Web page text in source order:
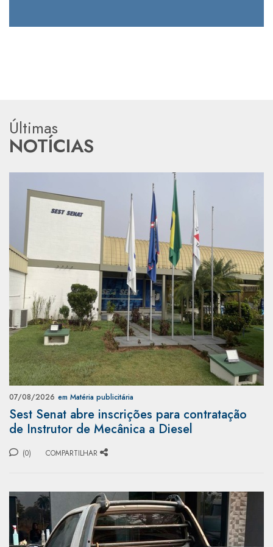
Últimas
NOTÍCIAS
07/08/2026 em Matéria publicitária
Sest Senat abre inscrições para contratação
de Instrutor de Mecânica a Diesel
(0) COMPARTILHAR